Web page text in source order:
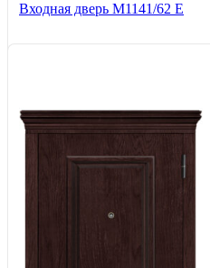
Входная дверь М1141/62 Е